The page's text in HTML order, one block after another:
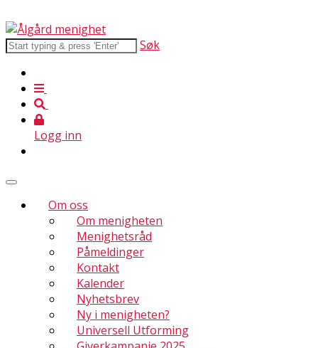
Søk
Logg inn
Om oss
Om menigheten
Menighetsråd
Påmeldinger
Kontakt
Kalender
Nyhetsbrev
Ny i menigheten?
Universell Utforming